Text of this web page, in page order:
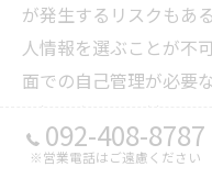
が発生するリスクもあ
人情報を選ぶことが不
面での自己管理が必要
状況に合わせて働く
え、建設業のメリット
092-408-8787
※営業電話はご遠慮ください